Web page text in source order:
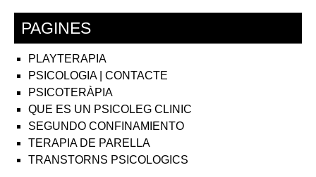
PAGINES
PLAYTERAPIA
PSICOLOGIA | CONTACTE
PSICOTERÀPIA
QUE ES UN PSICOLEG CLINIC
SEGUNDO CONFINAMIENTO
TERAPIA DE PARELLA
TRANSTORNS PSICOLOGICS